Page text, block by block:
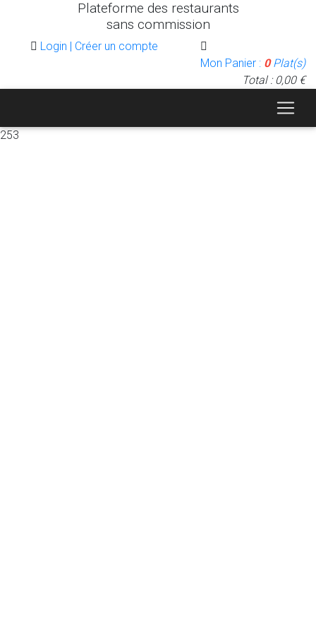
Plateforme des restaurants
sans commission
Login | Créer un compte
Mon Panier : 0Plat(s)
Total : 0,00 €
253